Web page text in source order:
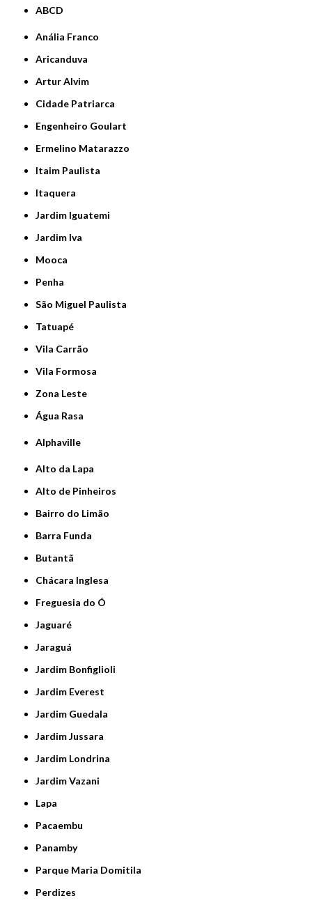
ABCD
Anália Franco
Aricanduva
Artur Alvim
Cidade Patriarca
Engenheiro Goulart
Ermelino Matarazzo
Itaim Paulista
Itaquera
Jardim Iguatemi
Jardim Iva
Mooca
Penha
São Miguel Paulista
Tatuapé
Vila Carrão
Vila Formosa
Zona Leste
Água Rasa
Alphaville
Alto da Lapa
Alto de Pinheiros
Bairro do Limão
Barra Funda
Butantã
Chácara Inglesa
Freguesia do Ó
Jaguaré
Jaraguá
Jardim Bonfiglioli
Jardim Everest
Jardim Guedala
Jardim Jussara
Jardim Londrina
Jardim Vazani
Lapa
Pacaembu
Panamby
Parque Maria Domitila
Perdizes